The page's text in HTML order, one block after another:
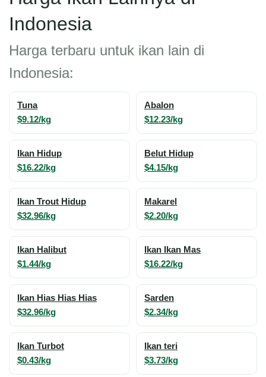
Indonesia
Harga terbaru untuk ikan lain di
Indonesia:
Tuna
$9.12/kg
Abalon
$12.23/kg
Ikan Hidup
$16.22/kg
Belut Hidup
$4.15/kg
Ikan Trout Hidup
$32.96/kg
Makarel
$2.20/kg
Ikan Halibut
$1.44/kg
Ikan Ikan Mas
$16.22/kg
Ikan Hias Hias Hias
$32.96/kg
Sarden
$2.34/kg
Ikan Turbot
$0.43/kg
Ikan teri
$3.73/kg